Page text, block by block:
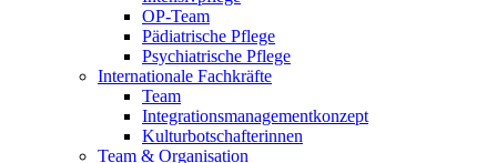
OP-Team
Pädiatrische Pflege
Psychiatrische Pflege
Internationale Fachkräfte
Team
Integrationsmanagementkonzept
Kulturbotschafterinnen
Team & Organisation